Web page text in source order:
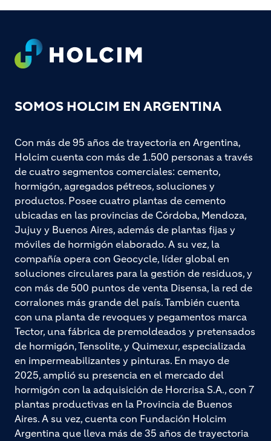
Footer
SOMOS HOLCIM EN ARGENTINA
Con más de 95 años de trayectoria en Argentina,
Holcim cuenta con más de 1.500 personas a través
de cuatro segmentos comerciales: cemento,
hormigón, agregados pétreos, soluciones y
productos. Posee cuatro plantas de cemento
ubicadas en las provincias de Córdoba, Mendoza,
Jujuy y Buenos Aires, además de plantas fijas y
móviles de hormigón elaborado. A su vez, la
compañía opera con Geocycle, líder global en
soluciones circulares para la gestión de residuos, y
con más de 500 puntos de venta Disensa, la red de
corralones más grande del país. También cuenta
con una planta de revoques y pegamentos marca
Tector, una fábrica de premoldeados y pretensados
de hormigón, Tensolite, y Quimexur, especializada
en impermeabilizantes y pinturas. En mayo de
2025, amplió su presencia en el mercado del
hormigón con la adquisición de Horcrisa S.A., con 7
plantas productivas en la Provincia de Buenos
Aires. A su vez, cuenta con Fundación Holcim
Argentina que lleva más de 35 años de trayectoria